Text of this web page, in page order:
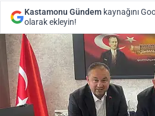
Kastamonu Gündem kaynağını
olarak ekleyin!